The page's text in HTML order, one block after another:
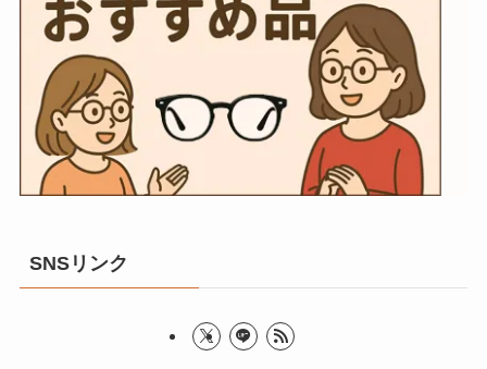
SNSリンク